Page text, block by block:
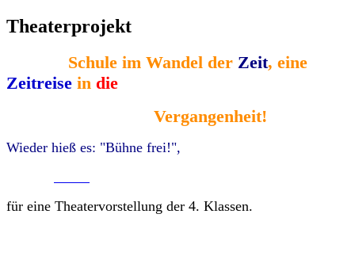
Theaterprojekt
Schule im Wandel der Zeit, eine
Zeitreise in die
Vergangenheit!
Wieder hieß es: "Bühne frei!",
für eine Theatervorstellung der 4. Klassen.